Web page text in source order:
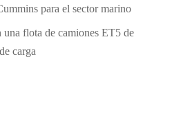
para el sector marino
flota de camiones ET5 de
carga